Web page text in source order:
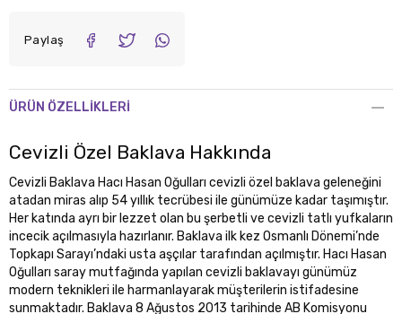
Paylaş
ÜRÜN ÖZELLIKLERI
Cevizli Özel Baklava Hakkında
Cevizli Baklava Hacı Hasan Oğulları cevizli özel baklava geleneğini
atadan miras alıp 54 yıllık tecrübesi ile günümüze kadar taşımıştır.
Her katında ayrı bir lezzet olan bu şerbetli ve cevizli tatlı yufkaların
incecik açılmasıyla hazırlanır. Baklava ilk kez Osmanlı Dönemi’nde
Topkapı Sarayı’ndaki usta aşçılar tarafından açılmıştır. Hacı Hasan
Oğulları saray mutfağında yapılan cevizli baklavayı günümüz
modern teknikleri ile harmanlayarak müşterilerin istifadesine
sunmaktadır. Baklava 8 Ağustos 2013 tarihinde AB Komisyonu